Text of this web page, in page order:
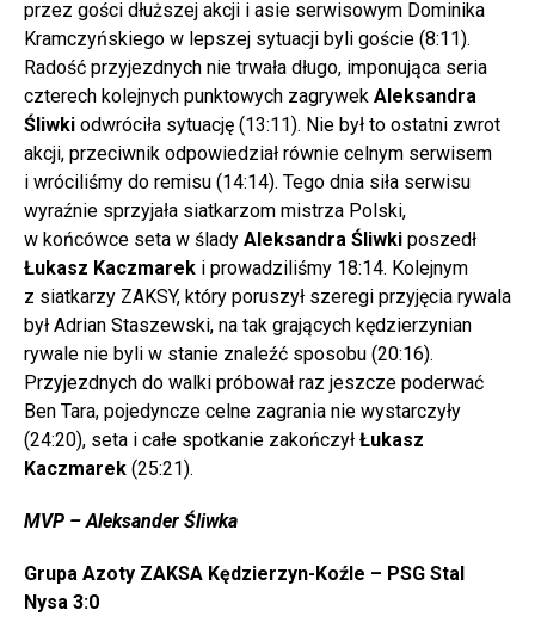
przez gości dłuższej akcji i asie serwisowym Dominika
Kramczyńskiego w lepszej sytuacji byli goście (8:11).
Radość przyjezdnych nie trwała długo, imponująca seria
czterech kolejnych punktowych zagrywek Aleksandra
Śliwki odwróciła sytuację (13:11). Nie był to ostatni zwrot
akcji, przeciwnik odpowiedział równie celnym serwisem
i wróciliśmy do remisu (14:14). Tego dnia siła serwisu
wyraźnie sprzyjała siatkarzom mistrza Polski,
w końcówce seta w ślady Aleksandra Śliwki poszedł
Łukasz Kaczmarek i prowadziliśmy 18:14. Kolejnym
z siatkarzy ZAKSY, który poruszył szeregi przyjęcia rywala
był Adrian Staszewski, na tak grających kędzierzynian
rywale nie byli w stanie znaleźć sposobu (20:16).
Przyjezdnych do walki próbował raz jeszcze poderwać
Ben Tara, pojedyncze celne zagrania nie wystarczyły
(24:20), seta i całe spotkanie zakończył Łukasz
Kaczmarek (25:21).
MVP – Aleksander Śliwka
Grupa Azoty ZAKSA Kędzierzyn-Koźle – PSG Stal
Nysa 3:0